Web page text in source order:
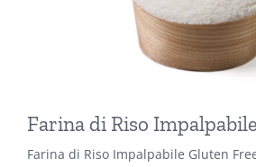
Farina di Riso
Farina di Riso Impalpabile Gluten